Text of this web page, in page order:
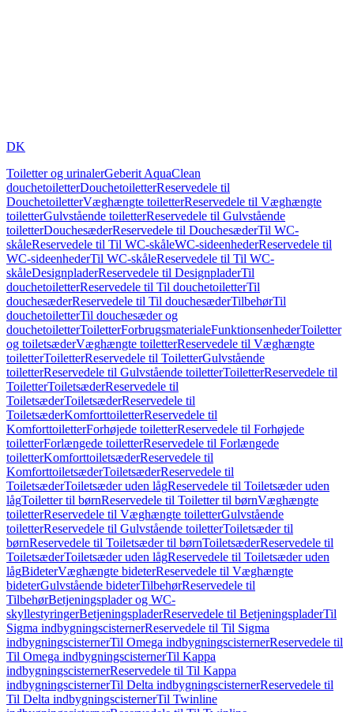
DK
Toiletter og urinalerGeberit AquaClean
douchetoiletterDouchetoiletterReservedele til
DouchetoiletterVæghængte toiletterReservedele til Væghængte
toiletterGulvstående toiletterReservedele til Gulvstående
toiletterDouchesæderReservedele til DouchesæderTil WC-
skåleReservedele til Til WC-skåleWC-sideenhederReservedele til
WC-sideenhederTil WC-skåleReservedele til Til WC-
skåleDesignpladerReservedele til DesignpladerTil
douchetoiletterReservedele til Til douchetoiletterTil
douchesæderReservedele til Til douchesæderTilbehørTil
douchetoiletterTil douchesæder og
douchetoiletterToiletterForbrugsmaterialeFunktionsenhederToiletter
og toiletsæderVæghængte toiletterReservedele til Væghængte
toiletterToiletterReservedele til ToiletterGulvstående
toiletterReservedele til Gulvstående toiletterToiletterReservedele til
ToiletterToiletsæderReservedele til
ToiletsæderToiletsæderReservedele til
ToiletsæderKomforttoiletterReservedele til
KomforttoiletterForhøjede toiletterReservedele til Forhøjede
toiletterForlængede toiletterReservedele til Forlængede
toiletterKomforttoiletsæderReservedele til
KomforttoiletsæderToiletsæderReservedele til
ToiletsæderToiletsæder uden lågReservedele til Toiletsæder uden
lågToiletter til børnReservedele til Toiletter til børnVæghængte
toiletterReservedele til Væghængte toiletterGulvstående
toiletterReservedele til Gulvstående toiletterToiletsæder til
børnReservedele til Toiletsæder til børnToiletsæderReservedele til
ToiletsæderToiletsæder uden lågReservedele til Toiletsæder uden
lågBideterVæghængte bideterReservedele til Væghængte
bideterGulvstående bideterTilbehørReservedele til
TilbehørBetjeningsplader og WC-
skyllestyringerBetjeningspladerReservedele til BetjeningspladerTil
Sigma indbygningscisternerReservedele til Til Sigma
indbygningscisternerTil Omega indbygningscisternerReservedele til
Til Omega indbygningscisternerTil Kappa
indbygningscisternerReservedele til Til Kappa
indbygningscisternerTil Delta indbygningscisternerReservedele til
Til Delta indbygningscisternerTil Twinline